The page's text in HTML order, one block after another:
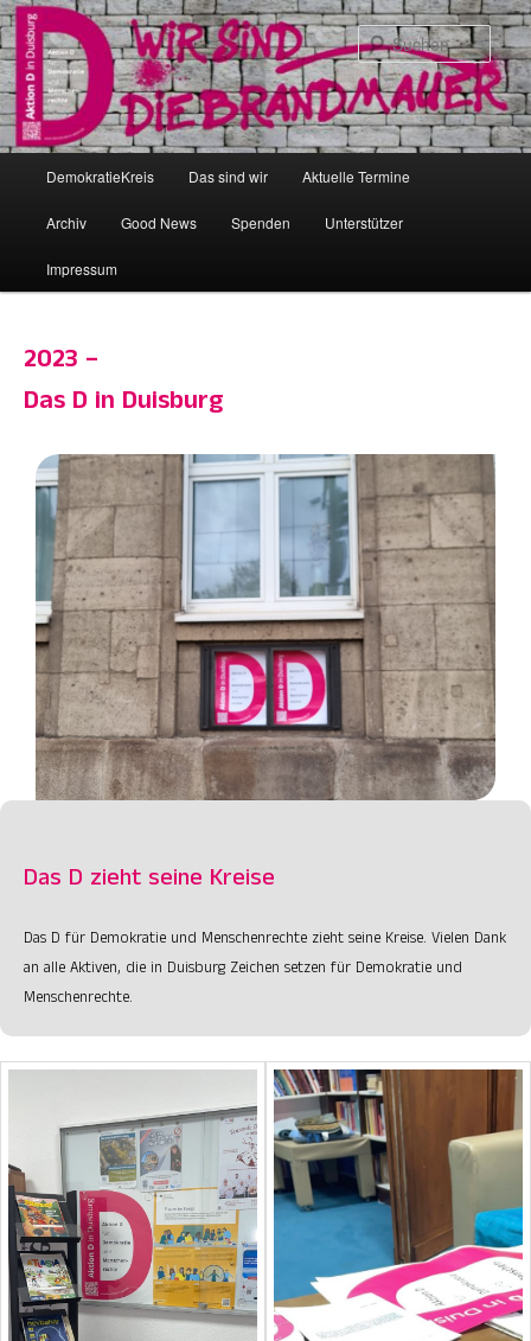
Zum
primären
Inhalt
springen
DemokratieKreis Das sind wir Aktuelle Termine
Archiv Good News Spenden Unterstützer
Impressum
2023 –
Das D in Duisburg
Das D zieht seine Kreise
Das D für Demokratie und Menschenrechte zieht seine Kreise. Vielen Dank
an alle Aktiven, die in Duisburg Zeichen setzen für Demokratie und
Menschenrechte.